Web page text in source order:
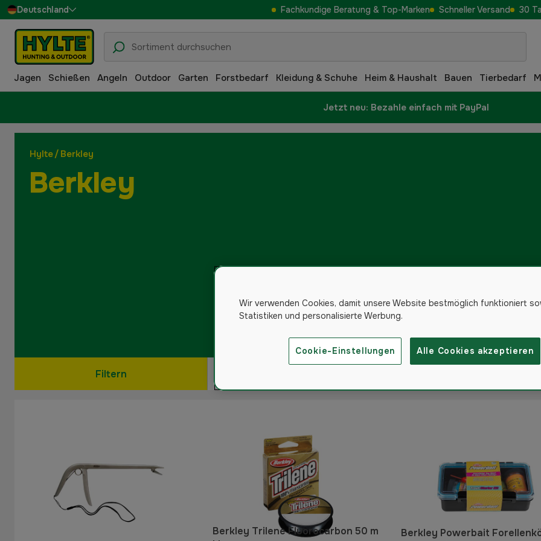
Deutschland
Sverige
Danmark
Suomi
Fachkundige Beratung & Top-Marken Schneller Versand 30
Jagen Schießen Angeln Outdoor Garten Forstbedarf Kleidung & Schuhe Heim & Haushalt Bauen Tierbedarf
Jetzt neu: Bezahle einfach mit PayPal
Hylte/ Berkley
Berkley
Filtern
Berkley Trilene Fluorocarbon 50 m
Berkley Powerbait
Wir verwenden Cookies, damit unsere Website bestmöglich funktioniert
Statistiken und personalisierte Werbung.
Cookie-Einstellungen Alle Cookies akzeptieren